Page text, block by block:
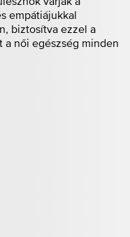
empátiájukkal
biztosítva ezzel a
a női egészség minden